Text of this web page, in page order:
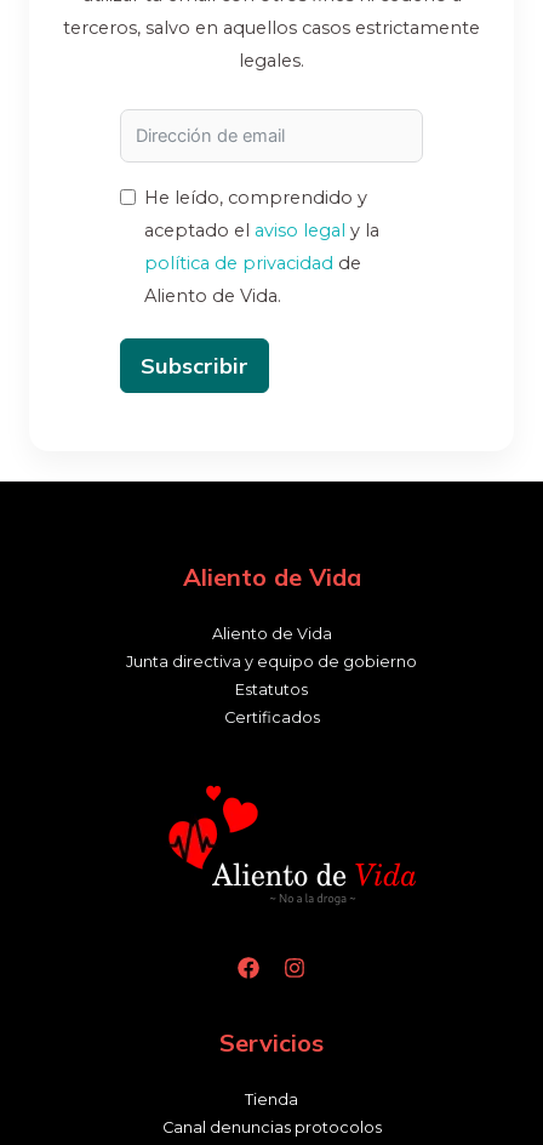
terceros, salvo en aquellos casos estrictamente
legales.
He leído, comprendido y
aceptado el aviso legal y la
política de privacidad de
Aliento de Vida.
Subscribir
Aliento de Vida
Aliento de Vida
Junta directiva y equipo de gobierno
Estatutos
Certificados
Servicios
Tienda
Canal denuncias protocolos